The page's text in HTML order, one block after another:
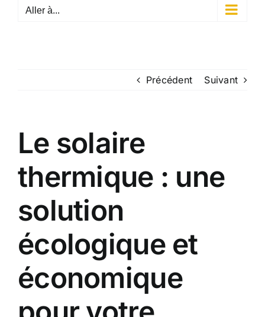
Aller à...
Précédent Suivant
Le solaire
thermique : une
solution
écologique et
économique